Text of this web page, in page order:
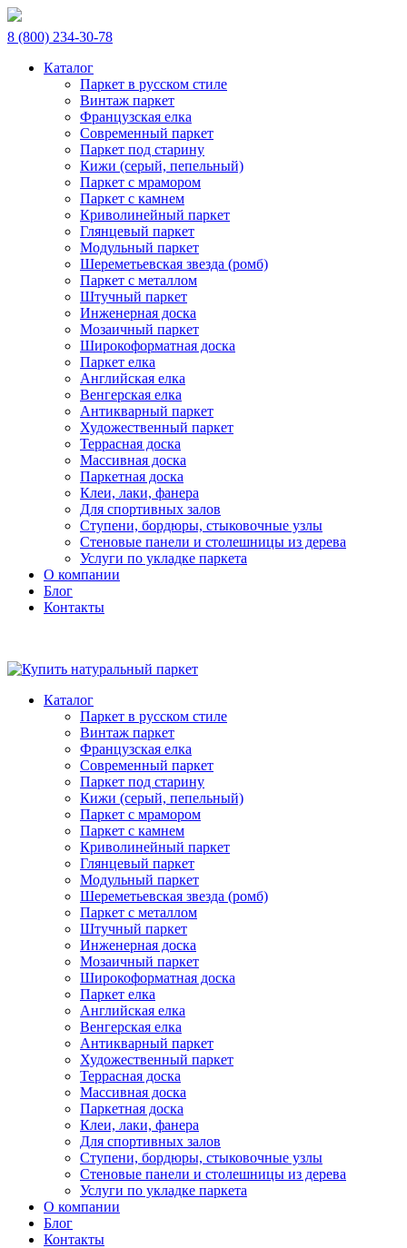
8 (800) 234-30-78
Каталог
Паркет в русском стиле
Винтаж паркет
Французская елка
Современный паркет
Паркет под старину
Кижи (серый, пепельный)
Паркет с мрамором
Паркет с камнем
Криволинейный паркет
Глянцевый паркет
Модульный паркет
Шереметьевская звезда (ромб)
Паркет с металлом
Штучный паркет
Инженерная доска
Мозаичный паркет
Широкоформатная доска
Паркет елка
Английская елка
Венгерская елка
Антикварный паркет
Художественный паркет
Террасная доска
Массивная доска
Паркетная доска
Клеи, лаки, фанера
Для спортивных залов
Ступени, бордюры, стыковочные узлы
Стеновые панели и столешницы из дерева
Услуги по укладке паркета
О компании
Блог
Контакты
Каталог
Паркет в русском стиле
Винтаж паркет
Французская елка
Современный паркет
Паркет под старину
Кижи (серый, пепельный)
Паркет с мрамором
Паркет с камнем
Криволинейный паркет
Глянцевый паркет
Модульный паркет
Шереметьевская звезда (ромб)
Паркет с металлом
Штучный паркет
Инженерная доска
Мозаичный паркет
Широкоформатная доска
Паркет елка
Английская елка
Венгерская елка
Антикварный паркет
Художественный паркет
Террасная доска
Массивная доска
Паркетная доска
Клеи, лаки, фанера
Для спортивных залов
Ступени, бордюры, стыковочные узлы
Стеновые панели и столешницы из дерева
Услуги по укладке паркета
О компании
Блог
Контакты